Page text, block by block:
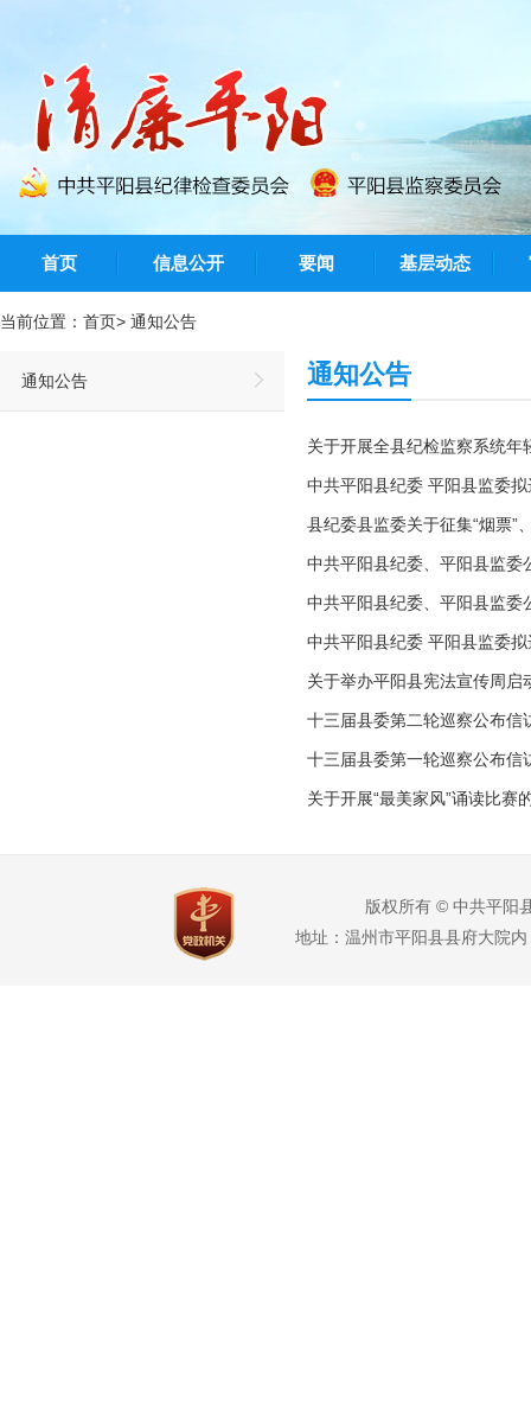
首页 信息公开 要闻 基层动态
当前位置： 首页> 通知公告
通知公告 通知公告
关于开展全县纪检监察系统
中共平阳县纪委 平阳县监委
县纪委县监委关于征集“烟票”
中共平阳县纪委、平阳县监委
中共平阳县纪委、平阳县监委
中共平阳县纪委 平阳县监委
关于举办平阳县宪法宣传周启
十三届县委第二轮巡察公布信
十三届县委第一轮巡察公布信
关于开展“最美家风”诵读比赛
版权所有 © 中共平
地址：温州市平阳县县府大院